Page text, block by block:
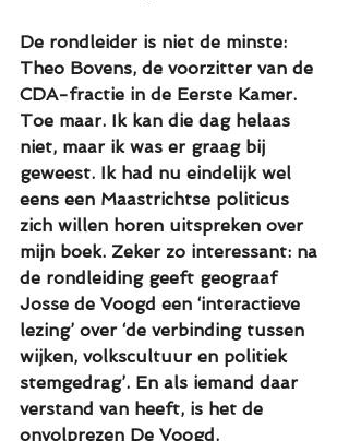
De rondleider is niet de minste:
Theo Bovens, de voorzitter van de
CDA-fractie in de Eerste Kamer.
Toe maar. Ik kan die dag helaas
niet, maar ik was er graag bij
geweest. Ik had nu eindelijk wel
eens een Maastrichtse politicus
zich willen horen uitspreken over
mijn boek. Zeker zo interessant: na
de rondleiding geeft geograaf
Josse de Voogd een ‘interactieve
lezing’ over ‘de verbinding tussen
wijken, volkscultuur en politiek
stemgedrag’. En als iemand daar
verstand van heeft, is het de
onvolprezen De Voogd.